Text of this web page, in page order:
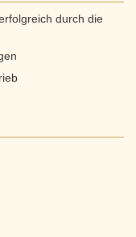
durch die